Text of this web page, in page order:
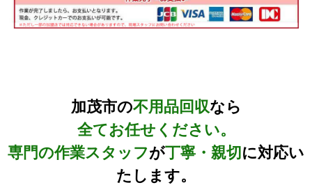
加茂市の不用品回収なら
全てお任せください。
専門の作業スタッフが丁寧・親切 に対応い
たします。